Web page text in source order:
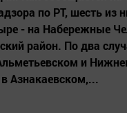
по РТ, шесть из
- на Набережные
район. По два
и
Азнакаевском,...